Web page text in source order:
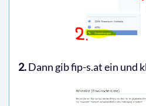
2.Dann gib fip-s.at ein und